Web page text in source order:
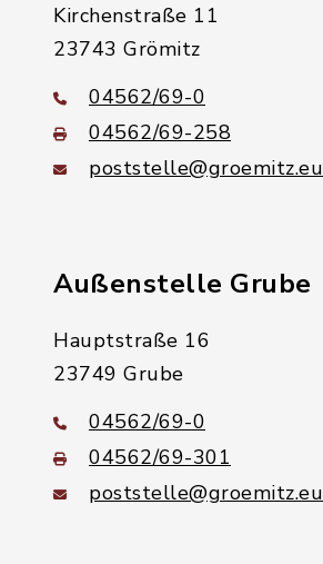
Kirchenstraße 11
23743 Grömitz
04562/69-0
04562/69-258
poststelle@groemitz.eu
Außenstelle Grube
Hauptstraße 16
23749 Grube
04562/69-0
04562/69-301
poststelle@groemitz.eu